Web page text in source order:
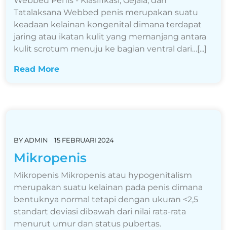
Tatalaksana Webbed penis merupakan suatu
keadaan kelainan kongenital dimana terdapat
jaring atau ikatan kulit yang memanjang antara
kulit scrotum menuju ke bagian ventral dari…[...]
Read More
BYADMIN 15 FEBRUARI 2024
Mikropenis
Mikropenis Mikropenis atau hypogenitalism
merupakan suatu kelainan pada penis dimana
bentuknya normal tetapi dengan ukuran <2,5
standart deviasi dibawah dari nilai rata-rata
menurut umur dan status pubertas.